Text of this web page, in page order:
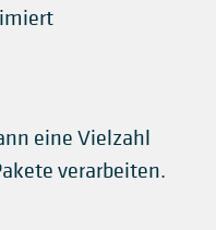
eine Vielzahl
verarbeiten.